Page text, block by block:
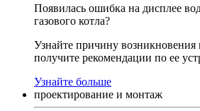
Появилась ошибка на дисплее
газового котла?
Узнайте причину возникновения
получите рекомендации по ее
Узнайте больше
проектирование и монтаж